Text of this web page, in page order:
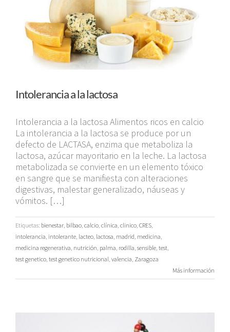
Intolerancia a la lactosa
Intolerancia a la lactosa Alimentos ricos en calcio
La intolerancia a la lactosa se produce por un
defecto de LACTASA, enzima que metaboliza la
lactosa, azúcar mayoritario en la leche. La lactosa
metabolizada se convierte en un elemento tóxico
en sangre que se manifiesta con alteraciones
digestivas, malestar generalizado, náuseas y
vómitos. […]
Etiquetas: bienestar, bilbao, calcio, clínica, clinico, CRES,
intolerancia, intolerante, lacteo, lactosa, madrid, medicina,
medicina regenerativa, nutrición, palma, rodilla, sensible, test,
test genetico, test genetico nutricional, valencia, Zaragoza
Más información